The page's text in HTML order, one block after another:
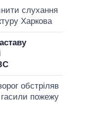
слухання
Харкова
обстріляв
гасили пожежу